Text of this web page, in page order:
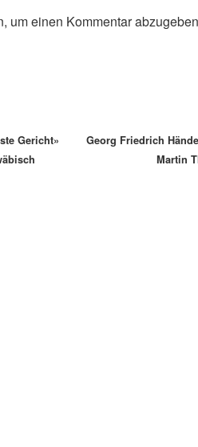
um einen Kommentar
Gericht»
Georg Friedrich
Martin